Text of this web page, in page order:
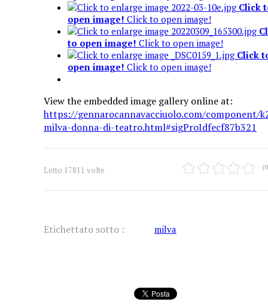
Click
open image! Click to open image!
to open image! Click to open image!
Click
open image! Click to open image!
View the embedded image gallery online at:
https://gennarocannavacciuolo.com/component/
milva-donna-di-teatro.html#sigProIdfecf87b321
Letto 17811 volte
Etichettato sotto : milva